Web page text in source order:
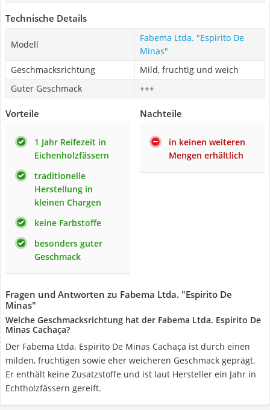
Technische Details
Modell
Fabema Ltda. "Espirito De
Minas"
Geschmacksrichtung
Mild, fruchtig und weich
Guter Geschmack
+++
Vorteile
1 Jahr Reifezeit in
Eichenholzfässern
traditionelle
Herstellung in
kleinen Chargen
keine Farbstoffe
besonders guter
Geschmack
Nachteile
in keinen weiteren
Mengen erhältlich
Fragen und Antworten zu Fabema Ltda. "Espirito De
Minas"
‎Welche Geschmacksrichtung hat der Fabema Ltda. Espirito De
Minas Cachaça?
Der ‎Fabema Ltda. Espirito De Minas Cachaça ist durch einen
milden, fruchtigen sowie eher weicheren Geschmack geprägt.
Er enthält keine Zusatzstoffe und ist laut Hersteller ein Jahr in
Echtholzfässern gereift.